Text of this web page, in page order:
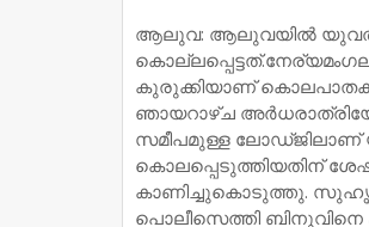
ആലുവ: ആലുവയിൽ
കുരുക്കിയാണ്
ഞായറാഴ്ച
സമീപമുള്ള
കൊലപ്പെടുത്തിയതിന്
കാണിച്ചുകൊടുത്തു.
പൊലീസെത്തി ബിനുവിനെ